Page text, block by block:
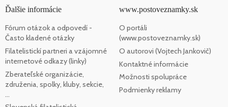
Ďalšie informácie
Fórum otázok a odpovedí -
Často kladené otázky
Filatelistickí partneri a vzájomné
internetové odkazy (linky)
Zberateľské organizácie,
združenia, spolky, kluby, sekcie,
...
www.postoveznamky.sk
O portáli
(www.postoveznamky.sk)
O autorovi (Vojtech Jankovič)
Kontaktné informácie
Možnosti spolupráce
Podmienky reklamy